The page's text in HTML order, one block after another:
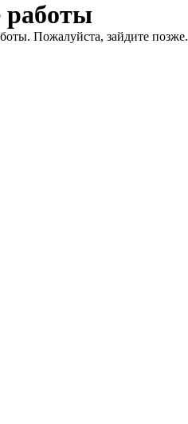
работы
Пожалуйста, зайдите позже.